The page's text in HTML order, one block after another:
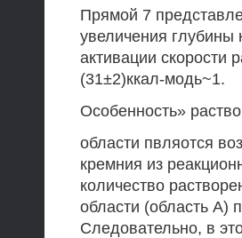
Прямой 7
увеличения глубины
активации скорости
(31±2)ккал-модь~1.
Особенность»
области пвляотся
кремния из
количество
области (область А)
Следовательно, в